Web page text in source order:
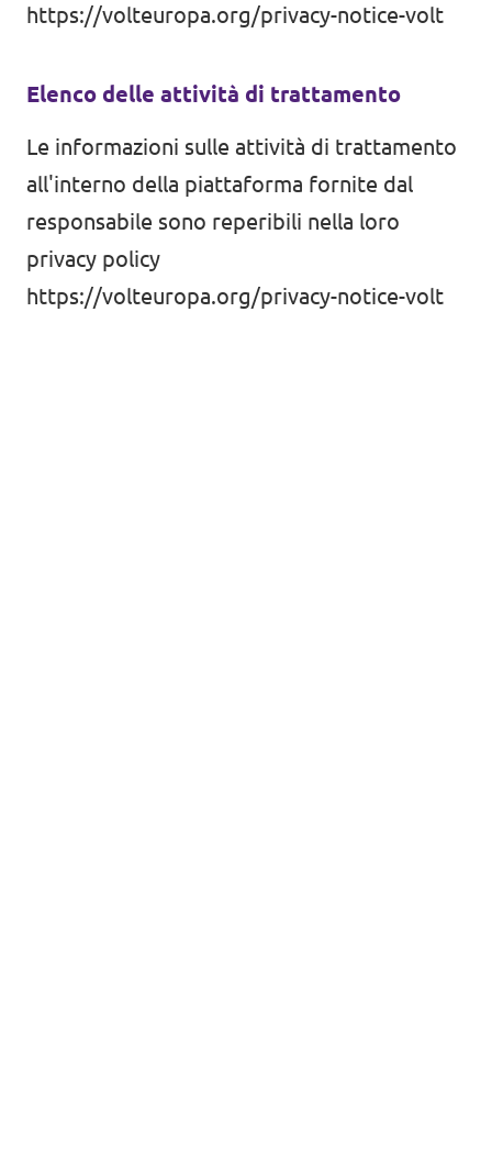
https://volteuropa.org/privacy-notice-volt
Elenco delle attività di trattamento
Le informazioni sulle attività di trattamento
all'interno della piattaforma fornite dal
responsabile sono reperibili nella loro
privacy policy
https://volteuropa.org/privacy-notice-volt